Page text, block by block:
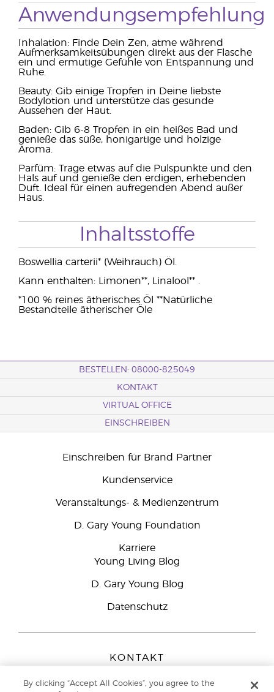
Anwendungsempfehlung
Inhalation: Finde Dein Zen, atme während
Aufmerksamkeitsübungen direkt aus der Flasche
ein und ermutige Gefühle von Entspannung und
Ruhe.
Beauty: Gib einige Tropfen in Deine liebste
Bodylotion und unterstütze das gesunde
Aussehen der Haut.
Baden: Gib 6-8 Tropfen in ein heißes Bad und
genieße das süße, honigartige und holzige
Aroma.
Parfüm: Trage etwas auf die Pulspunkte und den
Hals auf und genieße den erdigen, erhebenden
Duft. Ideal für einen aufregenden Abend außer
Haus.
Inhaltsstoffe
Boswellia carterii* (Weihrauch) Öl.
Kann enthalten: Limonen**, Linalool** .
*100 % reines ätherisches Öl **Natürliche
Bestandteile ätherischer Öle
BESTELLEN: 08000-825049
KONTAKT
VIRTUAL OFFICE
EINSCHREIBEN
Einschreiben für Brand Partner
Kundenservice
Veranstaltungs- & Medienzentrum
D. Gary Young Foundation
Karriere
Young Living Blog
D. Gary Young Blog
Datenschutz
KONTAKT
Peizerweg 97
By clicking “Accept All Cookies”, you agree to the